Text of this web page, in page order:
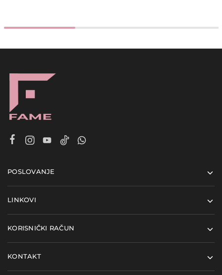
POSLOVANJE
LINKOVI
KORISNIČKI RAČUN
KONTAKT